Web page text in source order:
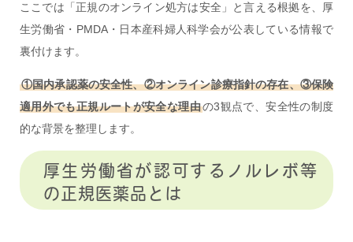
ここでは「正規のオンライン処方は安全」と言える根拠を、厚
生労働省・PMDA・日本産科婦人科学会が公表している情報で
裏付けます。
①国内承認薬の安全性、②オンライン診療指針の存在、③保険
適用外でも正規ルートが安全な理由の3観点で、安全性の制度
的な背景を整理します。
厚生労働省が認可するノルレボ等
の正規医薬品とは